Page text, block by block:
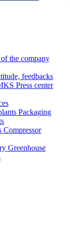
the company
feedbacks
Press center
Packaging
Compressor
Greenhouse